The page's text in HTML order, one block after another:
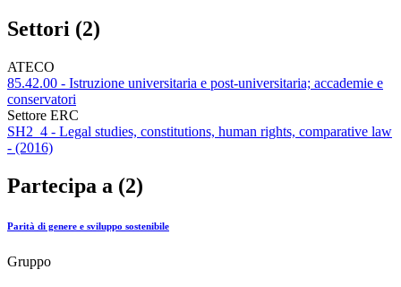
Settori (2)
ATECO
85.42.00 - Istruzione universitaria e post-universitaria; accademie e
conservatori
Settore ERC
SH2_4 - Legal studies, constitutions, human rights, comparative law
- (2016)
Partecipa a (2)
Parità di genere e sviluppo sostenibile
Gruppo